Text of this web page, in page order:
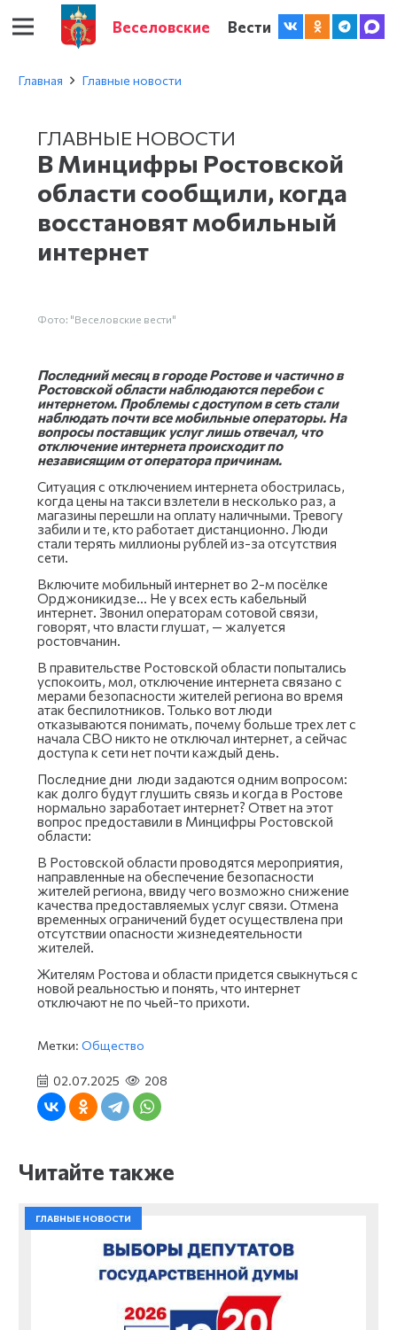
Веселовские Вести
Главная Главные новости
ГЛАВНЫЕ НОВОСТИ
В Минцифры Ростовской
области сообщили, когда
восстановят мобильный
интернет
Фото: "Веселовские вести"
Последний месяц в городе Ростове и частично в
Ростовской области наблюдаются перебои с
интернетом. Проблемы с доступом в сеть стали
наблюдать почти все мобильные операторы. На
вопросы поставщик услуг лишь отвечал, что
отключение интернета происходит по
независящим от оператора причинам.
Ситуация с отключением интернета обострилась,
когда цены на такси взлетели в несколько раз, а
магазины перешли на оплату наличными. Тревогу
забили и те, кто работает дистанционно. Люди
стали терять миллионы рублей из-за отсутствия
сети.
Включите мобильный интернет во 2-м посёлке
Орджоникидзе… Не у всех есть кабельный
интернет. Звонил операторам сотовой связи,
говорят, что власти глушат, — жалуется
ростовчанин.
В правительстве Ростовской области попытались
успокоить, мол, отключение интернета связано с
мерами безопасности жителей региона во время
атак беспилотников. Только вот люди
отказываются понимать, почему больше трех лет с
начала СВО никто не отключал интернет, а сейчас
доступа к сети нет почти каждый день.
Последние дни люди задаются одним вопросом:
как долго будут глушить связь и когда в Ростове
нормально заработает интернет? Ответ на этот
вопрос предоставили в Минцифры Ростовской
области:
В Ростовской области проводятся мероприятия,
направленные на обеспечение безопасности
жителей региона, ввиду чего возможно снижение
качества предоставляемых услуг связи. Отмена
временных ограничений будет осуществлена при
отсутствии опасности жизнедеятельности
жителей.
Жителям Ростова и области придется свыкнуться с
новой реальностью и понять, что интернет
отключают не по чьей-то прихоти.
Метки: Общество
02.07.2025 208
Читайте также
ГЛАВНЫЕ НОВОСТИ